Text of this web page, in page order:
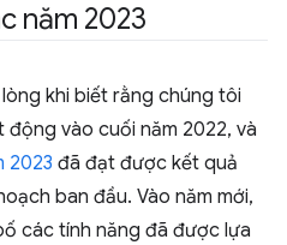
năm 2023
khi biết rằng chúng tôi
vào cuối năm 2022, và
2023 đã đạt được kết quả
ban đầu. Vào năm mới,
các tính năng đã được lựa